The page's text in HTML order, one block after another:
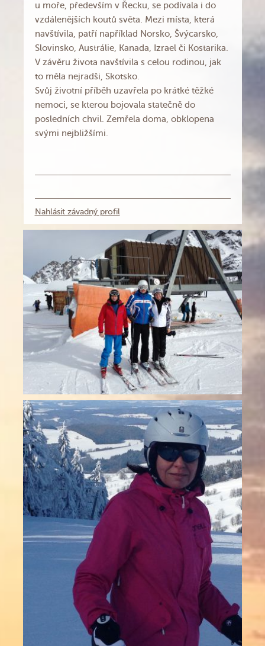
u moře, především v Řecku, se podívala i do
vzdálenějších koutů světa. Mezi místa, která
navštívila, patří například Norsko, Švýcarsko,
Slovinsko, Austrálie, Kanada, Izrael či Kostarika.
V závěru života navštívila s celou rodinou, jak
to měla nejradši, Skotsko.
Svůj životní příběh uzavřela po krátké těžké
nemoci, se kterou bojovala statečně do
posledních chvil. Zemřela doma, obklopena
svými nejbližšími.
Nahlásit závadný profil